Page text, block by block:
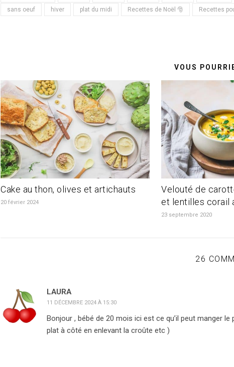
sans oeuf
hiver plat du midi Recettes de Noël 🎅 Recettes
VOUS
Cake au thon, olives et artichauts
20 février 2024
Velouté de
et lentilles corail
23 septembre 2020
26
LAURA
11 DÉCEMBRE 2024 À 15:30
Bonjour , bébé de 20 mois ici est ce qu’il peut manger
plat à côté en enlevant la croûte etc )